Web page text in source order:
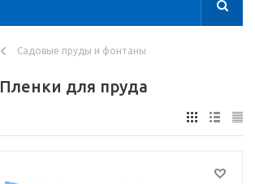
Садовые пруды и фонтаны
Пленки для пруда